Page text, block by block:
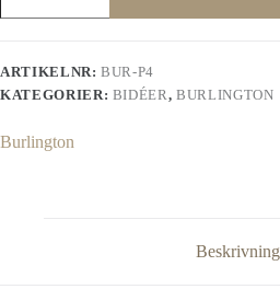
ARTIKELNR:BUR-P4
KATEGORIER: BIDÉER,BURLINGTON
Burlington
Beskrivning